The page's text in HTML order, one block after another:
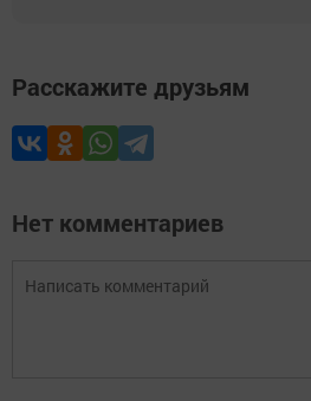
Расскажите друзьям
Нет комментариев